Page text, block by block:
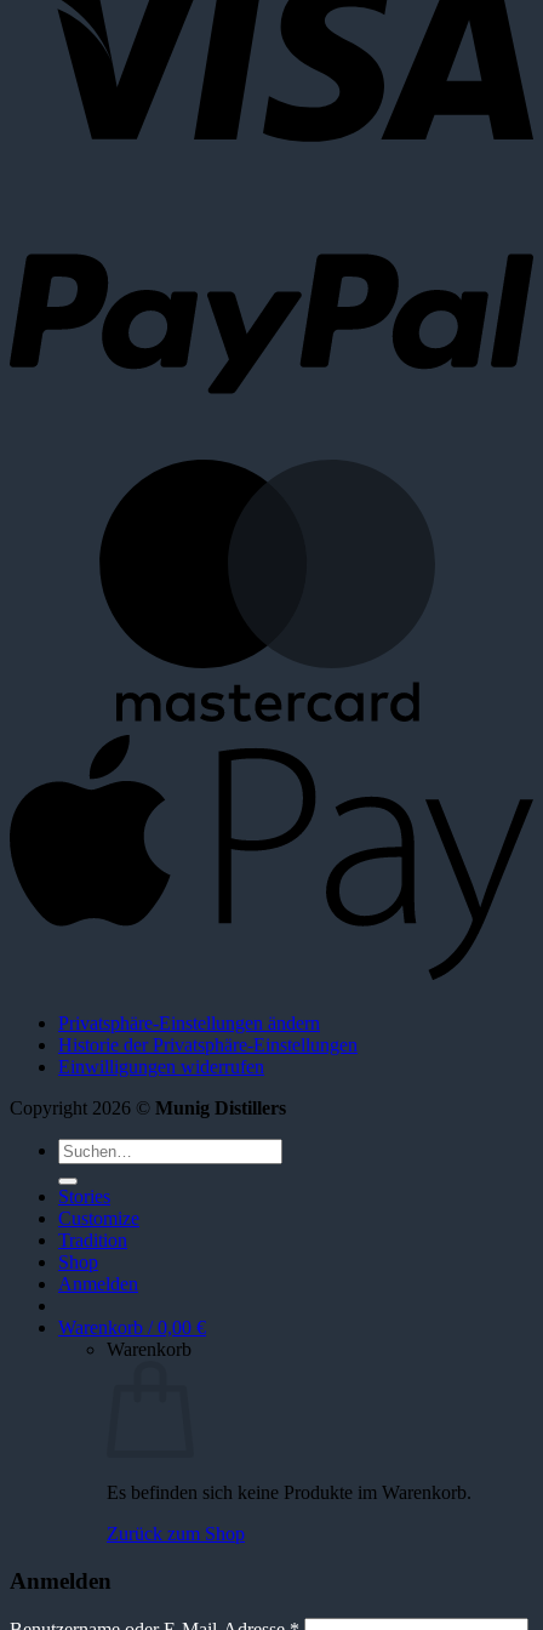
Privatsphäre-Einstellungen ändern
Historie der Privatsphäre-Einstellungen
Einwilligungen widerrufen
Copyright 2026 © Munig Distillers
Suchen
nach:
Stories
Customize
Tradition
Shop
Anmelden
Warenkorb /0,00 €
Warenkorb
Es befinden sich keine Produkte im Warenkorb.
Zurück zum Shop
Anmelden